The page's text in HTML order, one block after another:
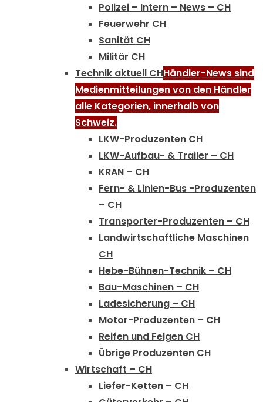
Polizei – Intern – News – CH
Feuerwehr CH
Sanität CH
Militär CH
Technik aktuell CHHändler-News sind
Medienmitteilungen von den Händler
alle Kategorien, innerhalb von
Schweiz.
LKW-Produzenten CH
LKW-Aufbau- & Trailer – CH
KRAN – CH
Fern- & Linien-Bus -Produzenten
– CH
Transporter-Produzenten – CH
Landwirtschaftliche Maschinen
CH
Hebe-Bühnen-Technik – CH
Bau-Maschinen – CH
Ladesicherung – CH
Motor-Produzenten – CH
Reifen und Felgen CH
Übrige Produzenten CH
Wirtschaft – CH
Liefer-Ketten – CH